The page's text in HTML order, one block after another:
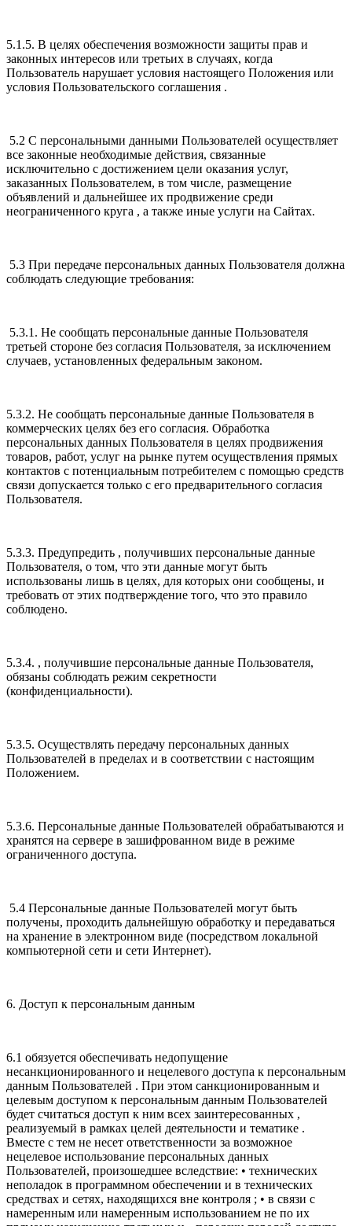
5.1.5. В целях обеспечения возможности защиты прав и
законных интересов или третьих в случаях, когда
Пользователь нарушает условия настоящего Положения или
условия Пользовательского соглашения .
5.2 С персональными данными Пользователей осуществляет
все законные необходимые действия, связанные
исключительно с достижением цели оказания услуг,
заказанных Пользователем, в том числе, размещение
объявлений и дальнейшее их продвижение среди
неограниченного круга , а также иные услуги на Сайтах.
5.3 При передаче персональных данных Пользователя должна
соблюдать следующие требования:
5.3.1. Не сообщать персональные данные Пользователя
третьей стороне без согласия Пользователя, за исключением
случаев, установленных федеральным законом.
5.3.2. Не сообщать персональные данные Пользователя в
коммерческих целях без его согласия. Обработка
персональных данных Пользователя в целях продвижения
товаров, работ, услуг на рынке путем осуществления прямых
контактов с потенциальным потребителем с помощью средств
связи допускается только с его предварительного согласия
Пользователя.
5.3.3. Предупредить , получивших персональные данные
Пользователя, о том, что эти данные могут быть
использованы лишь в целях, для которых они сообщены, и
требовать от этих подтверждение того, что это правило
соблюдено.
5.3.4. , получившие персональные данные Пользователя,
обязаны соблюдать режим секретности
(конфиденциальности).
5.3.5. Осуществлять передачу персональных данных
Пользователей в пределах и в соответствии с настоящим
Положением.
5.3.6. Персональные данные Пользователей обрабатываются и
хранятся на сервере в зашифрованном виде в режиме
ограниченного доступа.
5.4 Персональные данные Пользователей могут быть
получены, проходить дальнейшую обработку и передаваться
на хранение в электронном виде (посредством локальной
компьютерной сети и сети Интернет).
6. Доступ к персональным данным
6.1 обязуется обеспечивать недопущение
несанкционированного и нецелевого доступа к персональным
данным Пользователей . При этом санкционированным и
целевым доступом к персональным данным Пользователей
будет считаться доступ к ним всех заинтересованных ,
реализуемый в рамках целей деятельности и тематике .
Вместе с тем не несет ответственности за возможное
нецелевое использование персональных данных
Пользователей, произошедшее вследствие: • технических
неполадок в программном обеспечении и в технических
средствах и сетях, находящихся вне контроля ; • в связи с
намеренным или намеренным использованием не по их